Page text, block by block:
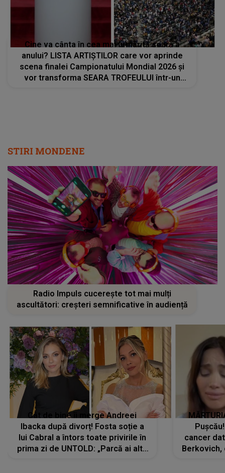
Cine va cânta în cea mai urmărită seară a
anului? LISTA ARTIȘTILOR care vor aprinde
scena finalei Campionatului Mondial 2026 și
vor transforma SEARA TROFEULUI într-un
STIRI MONDENE
Radio Impuls cucerește tot mai mulți
ascultători: creșteri semnificative în audiență
Cât de bine îi merge Andreei
Ibacka după divorț! Fosta soție a
lui Cabral a întors toate privirile în
prima zi de UNTOLD: „Parcă ai altă
cancer
Berkovich,